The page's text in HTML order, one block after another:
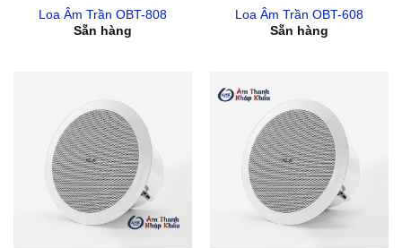
Loa Âm Trần OBT-808
Sẵn hàng
Loa Âm Trần OBT-608
Sẵn hàng